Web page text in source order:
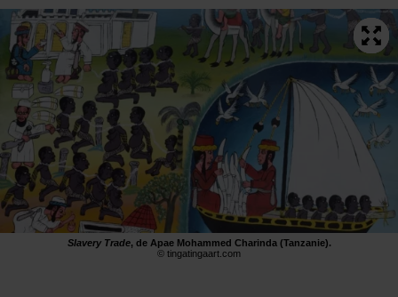
Slavery Trade, de Apae Mohammed Charinda (Tanzanie).
© tingatingaart.com